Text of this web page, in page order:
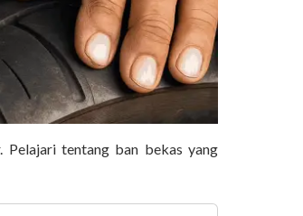
Pelajari tentang ban bekas yang